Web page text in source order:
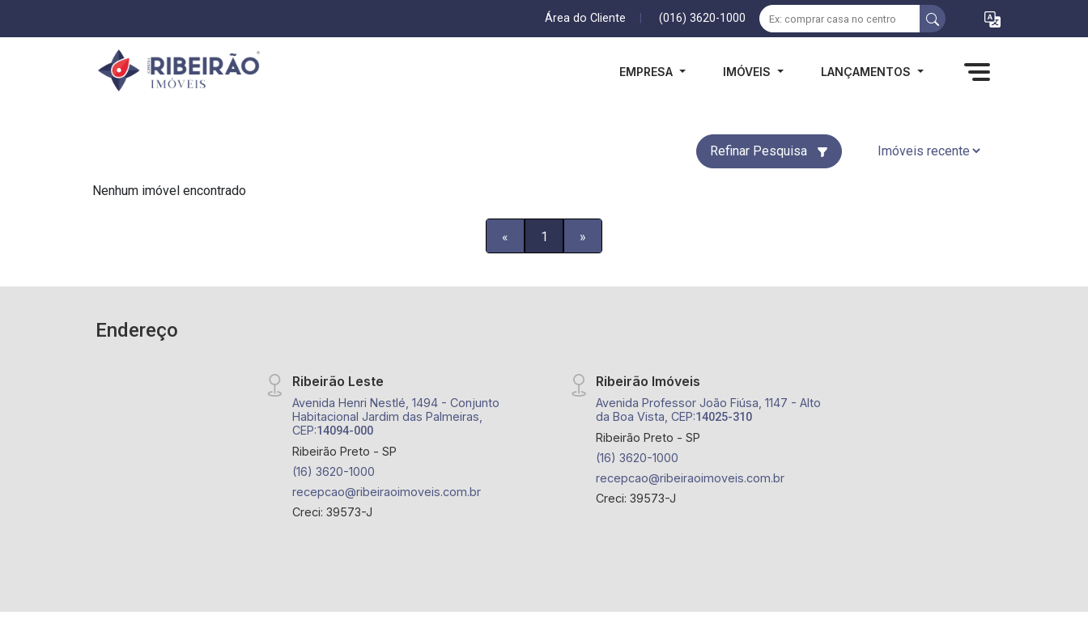
Área do Cliente (016) 3620-1000
EMPRESA IMÓVEIS LANÇAMENTOS
Refinar Pesquisa
Nenhum imóvel encontrado
« 1 »
Endereço
Ribeirão Leste
Avenida Henri Nestlé, 1494 - Conjunto
Habitacional Jardim das Palmeiras,
CEP:14094-000
Ribeirão Preto - SP
(16) 3620-1000
recepcao@ribeiraoimoveis.com.br
Creci: 39573-J
Ribeirão Imóveis
Avenida Professor João Fiúsa, 1147 - Alto
da Boa Vista, CEP:14025-310
Ribeirão Preto - SP
(16) 3620-1000
recepcao@ribeiraoimoveis.com.br
Creci: 39573-J